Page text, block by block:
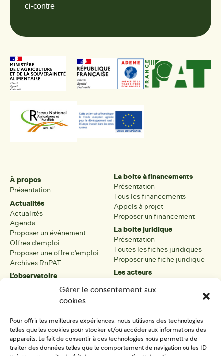
Gérer le consentement aux
cookies
Pour offrir les meilleures expériences, nous utilisons des technologies
telles que les cookies pour stocker et/ou accéder aux informations des
appareils. Le fait de consentir à ces technologies nous permettra de
traiter des données telles que le comportement de navigation ou les ID
ci-contre
À propos
Présentation
Actualités
Actualités
Agenda
Proposer un événement
Offres d’emploi
Proposer une offre d’emploi
Archives RnPAT
L’observatoire
Présentation de l’observatoire
La boîte à outils
Présentation
Tous les outils
La boite à financements
Présentation
Tous les financements
Appels à projet
Proposer un financement
La boite juridique
Présentation
Toutes les fiches juridiques
Proposer une fiche juridique
Les acteurs
Tous les acteurs